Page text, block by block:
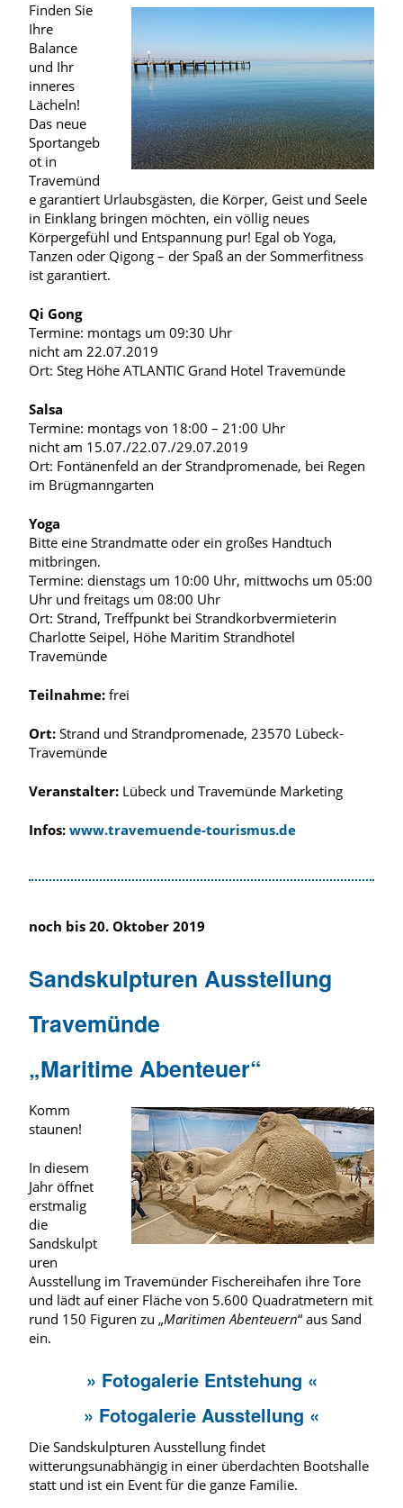
Finden Sie
Ihre
Balance
und Ihr
inneres
Lächeln!
Das neue
Sportangeb
ot in
Travemünd
e garantiert Urlaubsgästen, die Körper, Geist und Seele
in Einklang bringen möchten, ein völlig neues
Körpergefühl und Entspannung pur! Egal ob Yoga,
Tanzen oder Qigong – der Spaß an der Sommerfitness
ist garantiert.
Qi Gong
Termine: montags um 09:30 Uhr
nicht am 22.07.2019
Ort: Steg Höhe ATLANTIC Grand Hotel Travemünde
Salsa
Termine: montags von 18:00 – 21:00 Uhr
nicht am 15.07./22.07./29.07.2019
Ort: Fontänenfeld an der Strandpromenade, bei Regen
im Brügmanngarten
Yoga
Bitte eine Strandmatte oder ein großes Handtuch
mitbringen.
Termine: dienstags um 10:00 Uhr, mittwochs um 05:00
Uhr und freitags um 08:00 Uhr
Ort: Strand, Treffpunkt bei Strandkorbvermieterin
Charlotte Seipel, Höhe Maritim Strandhotel
Travemünde
Teilnahme: frei
Ort: Strand und Strandpromenade, 23570 Lübeck-
Travemünde
Veranstalter: Lübeck und Travemünde Marketing
Infos: www.travemuende-tourismus.de
noch bis 20. Oktober 2019
Sandskulpturen Ausstellung
Travemünde
„Maritime Abenteuer“
Komm
staunen!
In diesem
Jahr öffnet
erstmalig
die
Sandskulpt
uren
Ausstellung im Travemünder Fischereihafen ihre Tore
und lädt auf einer Fläche von 5.600 Quadratmetern mit
rund 150 Figuren zu „Maritimen Abenteuern“ aus Sand
ein.
» Fotogalerie Entstehung «
» Fotogalerie Ausstellung «
Die Sandskulpturen Ausstellung findet
witterungsunabhängig in einer überdachten Bootshalle
statt und ist ein Event für die ganze Familie.